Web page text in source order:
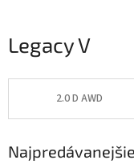
Legacy V
2.0 D AWD
Najpredávanejšie